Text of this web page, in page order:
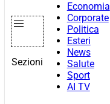
Sezioni
Economia
Corporate
Politica
Esteri
News
Salute
Sport
AI TV